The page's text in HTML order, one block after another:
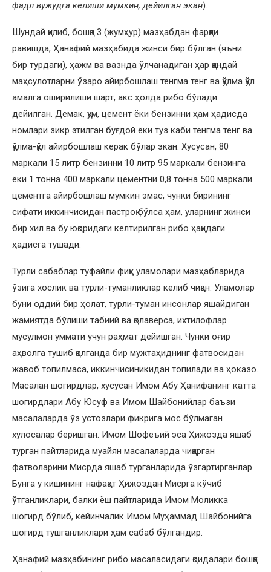
фадл вужудга келиши мумкин, дейилган экан).
Шундай қилиб, бошқа 3 (жумҳур) мазҳабдан фарқли
равишда, Ҳанафий мазҳабида жинси бир бўлган (яъни
бир турдаги), ҳажм ва вазнда ўлчанадиган ҳар қандай
маҳсулотларни ўзаро айирбошлаш тенгма тенг ва қўлма қўл
амалга оширилиши шарт, акс ҳолда рибо бўлади
дейилган. Демак, қум, цемент ёки бензинни ҳам ҳадисда
номлари зикр этилган буғдой ёки туз каби тенгма тенг ва
қўлма-қўл айирбошлаш керак бўлар экан. Хусусан, 80
маркали 15 литр бензинни 10 литр 95 маркали бензинга
ёки 1 тонна 400 маркали цементни 0,8 тонна 500 маркали
цементга айирбошлаш мумкин эмас, чунки бирининг
сифати иккинчисидан пастроқ бўлса ҳам, уларнинг жинси
бир хил ва бу юқоридаги келтирилган рибо ҳақидаги
ҳадисга тушади.
Турли сабаблар туфайли фиқҳ уламолари мазҳабларида
ўзига хослик ва турли-туманликлар келиб чиққан. Уламолар
буни оддий бир ҳолат, турли-туман инсонлар яшайдиган
жамиятда бўлиши табиий ва қолаверса, ихтилофлар
мусулмон уммати учун раҳмат дейишган. Чунки оғир
аҳволга тушиб қолганда бир мужтаҳиднинг фатвосидан
жавоб топилмаса, иккинчисиникидан топилади ва ҳоказо.
Масалан шогирдлар, хусусан Имом Абу Ҳанифанинг катта
шогирдлари Абу Юсуф ва Имом Шайбонийлар баъзи
масалаларда ўз устозлари фикрига мос бўлмаган
хулосалар беришган. Имом Шофеъий эса Ҳижозда яшаб
турган пайтларида муайян масалаларда чиқарган
фатволарини Мисрда яшаб турганларида ўзгартирганлар.
Бунга у кишининг нафақат Ҳижоздан Мисрга кўчиб
ўтганликлари, балки ёш пайтларида Имом Моликка
шогирд бўлиб, кейинчалик Имом Муҳаммад Шайбонийга
шогирд тушганликлари ҳам сабаб бўлгандир.
Ҳанафий мазҳабининг рибо масаласидаги қоидалари бошқа